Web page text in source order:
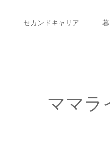
セカンドキャリア
ママラ